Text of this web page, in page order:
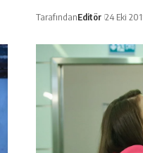
TarafındanEditör 24 Eki